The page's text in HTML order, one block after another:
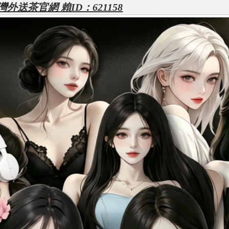
外送茶官網 賴ID：621158